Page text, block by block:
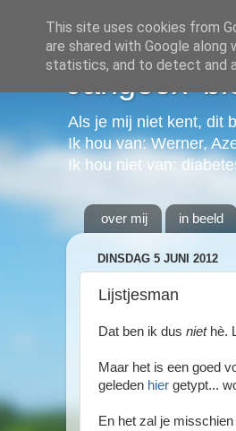
Jangeox'
Als je mij niet kent, dit
Ik hou van: Werner,
Ik hou niet van:
over mij in beeld
DINSDAG 5 JUNI 2012
Lijstjesman
Dat ben ik dus niethè.
Maar het is een goed
geleden hier getypt...
En het zal je
This site uses cookies from
are shared with Google
statistics, and to detect and